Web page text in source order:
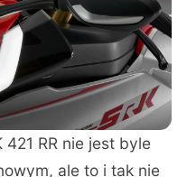
421 RR nie jest byle
ale to i tak nie